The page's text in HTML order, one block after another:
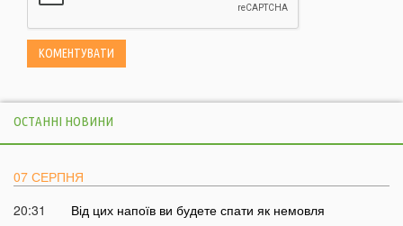
ОСТАННІ НОВИНИ
07 СЕРПНЯ
20:31
Від цих напоїв ви будете спати як немовля